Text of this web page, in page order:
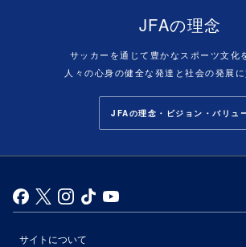
JFAの理念
サッカーを通じて豊かなスポーツ文化
人々の心身の健全な発達と社会の発展に
JFAの理念・ビジョン・バリュ
サイトについて